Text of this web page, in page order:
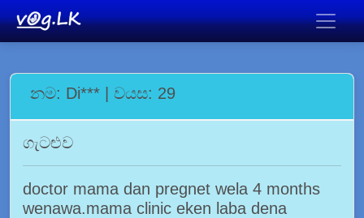
නම: Di*** | වයස: 29
ගැටළුව
doctor mama dan pregnet wela 4 months
wenawa.mama clinic eken laba dena